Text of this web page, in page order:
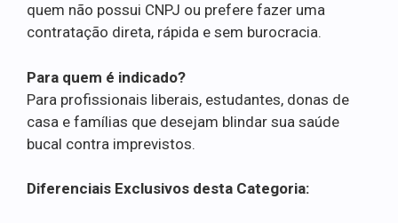
quem não possui CNPJ ou prefere fazer uma
contratação direta, rápida e sem burocracia.
Para quem é indicado?
Para profissionais liberais, estudantes, donas de
casa e famílias que desejam blindar sua saúde
bucal contra imprevistos.
Diferenciais Exclusivos desta Categoria: